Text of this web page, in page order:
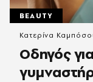
BEAUTY
Οδηγός
Κατερίνα